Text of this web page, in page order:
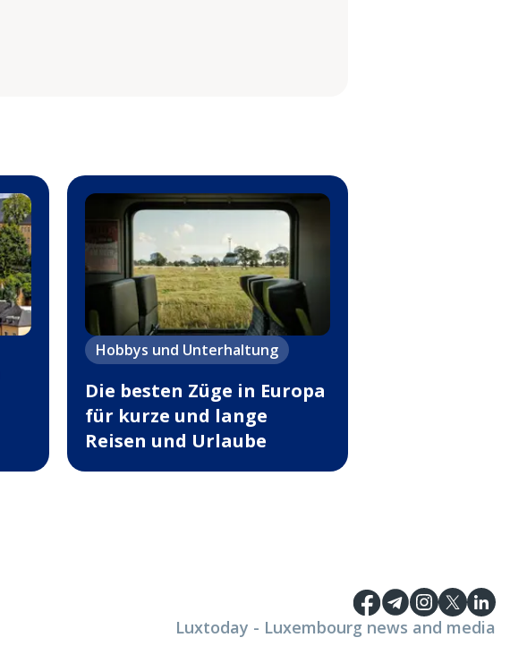
Hobbys und Unterhaltung
Die besten Züge in Europa
für kurze und lange
Reisen und Urlaube
Luxtoday - Luxembourg news and media